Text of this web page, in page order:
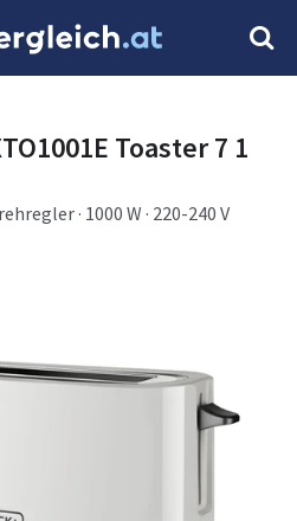
Toaster 7 1
· 1000 W · 220-240 V